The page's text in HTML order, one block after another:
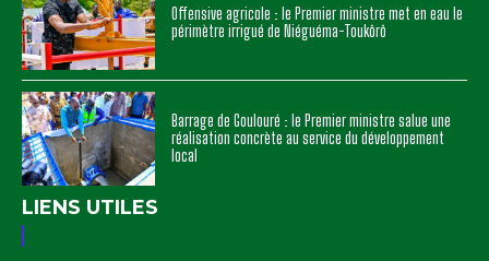
Offensive agricole : le Premier ministre met en eau le
périmètre irrigué de Niéguéma-Toukôrô
Barrage de Goulouré : le Premier ministre salue une
réalisation concrète au service du développement
local
LIENS UTILES